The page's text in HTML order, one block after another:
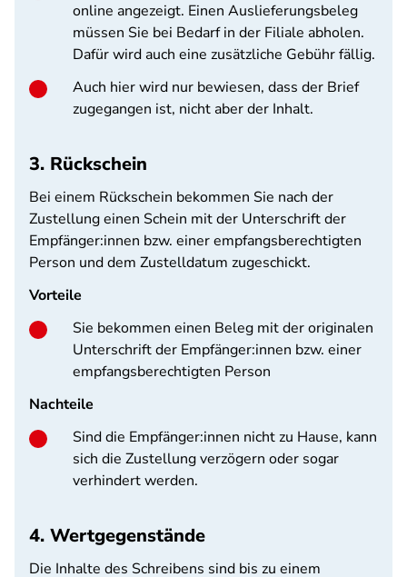
online angezeigt. Einen Auslieferungsbeleg
müssen Sie bei Bedarf in der Filiale abholen.
Dafür wird auch eine zusätzliche Gebühr fällig.
Auch hier wird nur bewiesen, dass der Brief
zugegangen ist, nicht aber der Inhalt.
3. Rückschein
Bei einem Rückschein bekommen Sie nach der
Zustellung einen Schein mit der Unterschrift der
Empfänger:innen bzw. einer empfangsberechtigten
Person und dem Zustelldatum zugeschickt.
Vorteile
Sie bekommen einen Beleg mit der originalen
Unterschrift der Empfänger:innen bzw. einer
empfangsberechtigten Person
Nachteile
Sind die Empfänger:innen nicht zu Hause, kann
sich die Zustellung verzögern oder sogar
verhindert werden.
4. Wertgegenstände
Die Inhalte des Schreibens sind bis zu einem